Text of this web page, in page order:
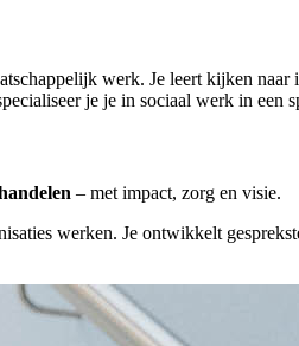
werk. Je leert kijken naar
je je in sociaal werk in een
– met impact, zorg en visie.
werken. Je ontwikkelt